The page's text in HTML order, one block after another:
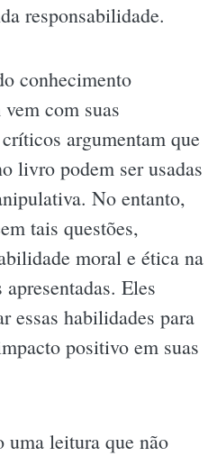
responsabilidade.
conhecimento
com suas
argumentam que
livro podem ser usadas
No entanto,
tais questões,
moral e ética na
Eles
essas habilidades para
positivo em suas
uma leitura que não